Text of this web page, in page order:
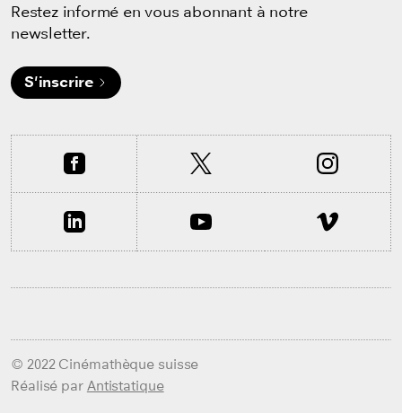
Restez informé en vous abonnant à notre
newsletter.
S'inscrire
© 2022 Cinémathèque suisse
Réalisé par Antistatique